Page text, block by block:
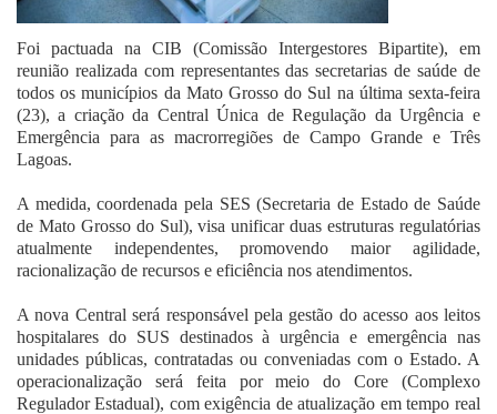
Foi pactuada na CIB (Comissão Intergestores Bipartite), em
reunião realizada com representantes das secretarias de saúde de
todos os municípios da Mato Grosso do Sul na última sexta-feira
(23), a criação da Central Única de Regulação da Urgência e
Emergência para as macrorregiões de Campo Grande e Três
Lagoas.
A medida, coordenada pela SES (Secretaria de Estado de Saúde
de Mato Grosso do Sul), visa unificar duas estruturas regulatórias
atualmente independentes, promovendo maior agilidade,
racionalização de recursos e eficiência nos atendimentos.
A nova Central será responsável pela gestão do acesso aos leitos
hospitalares do SUS destinados à urgência e emergência nas
unidades públicas, contratadas ou conveniadas com o Estado. A
operacionalização será feita por meio do Core (Complexo
Regulador Estadual), com exigência de atualização em tempo real